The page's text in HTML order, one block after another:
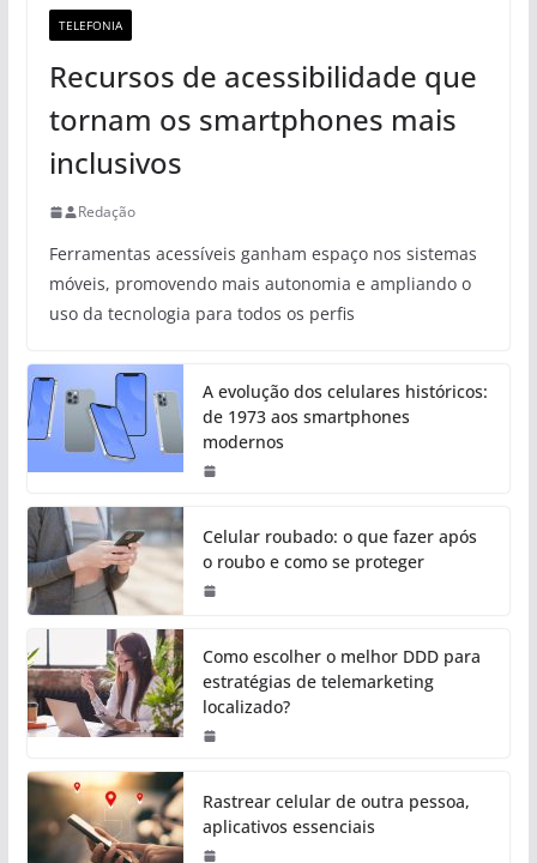
TELEFONIA
Recursos de acessibilidade que
tornam os smartphones mais
inclusivos
Redação
Ferramentas acessíveis ganham espaço nos sistemas
móveis, promovendo mais autonomia e ampliando o
uso da tecnologia para todos os perfis
A evolução dos celulares históricos:
de 1973 aos smartphones
modernos
Celular roubado: o que fazer após
o roubo e como se proteger
Como escolher o melhor DDD para
estratégias de telemarketing
localizado?
Rastrear celular de outra pessoa,
aplicativos essenciais